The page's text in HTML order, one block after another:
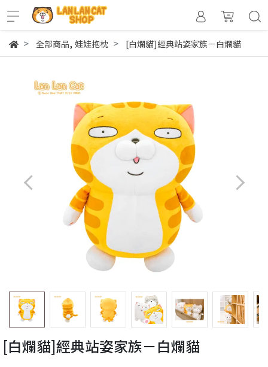
全部商品, 娃娃抱枕 [白爛貓]經典站姿家族－白爛貓
[白爛貓]經典站姿家族－白爛貓